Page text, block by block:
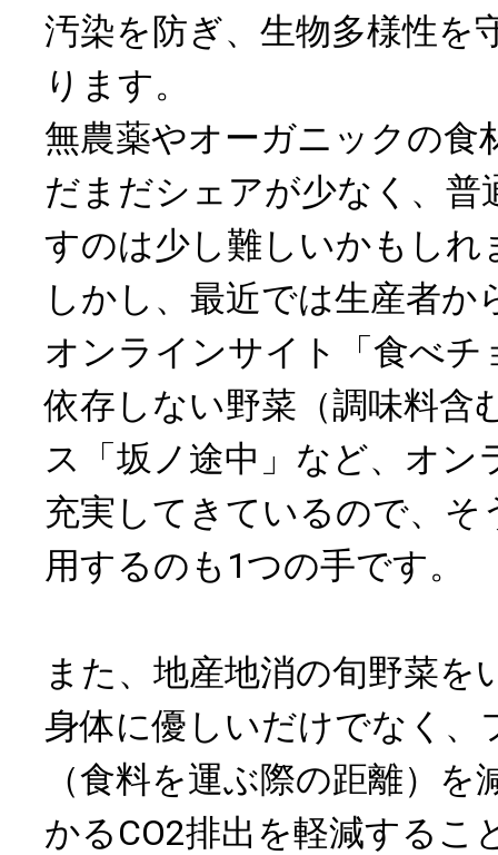
汚染を防ぎ、生物多様性を
ります。
無農薬やオーガニックの食
だまだシェアが少なく、普
すのは少し難しいかもしれ
しかし、最近では生産者か
オンラインサイト「食べチ
依存しない野菜（調味料含
ス「坂ノ途中」など、オン
充実してきているので、そ
用するのも1つの手です。
また、地産地消の旬野菜を
身体に優しいだけでなく、
（食料を運ぶ際の距離）
かるCO2排出を軽減するこ